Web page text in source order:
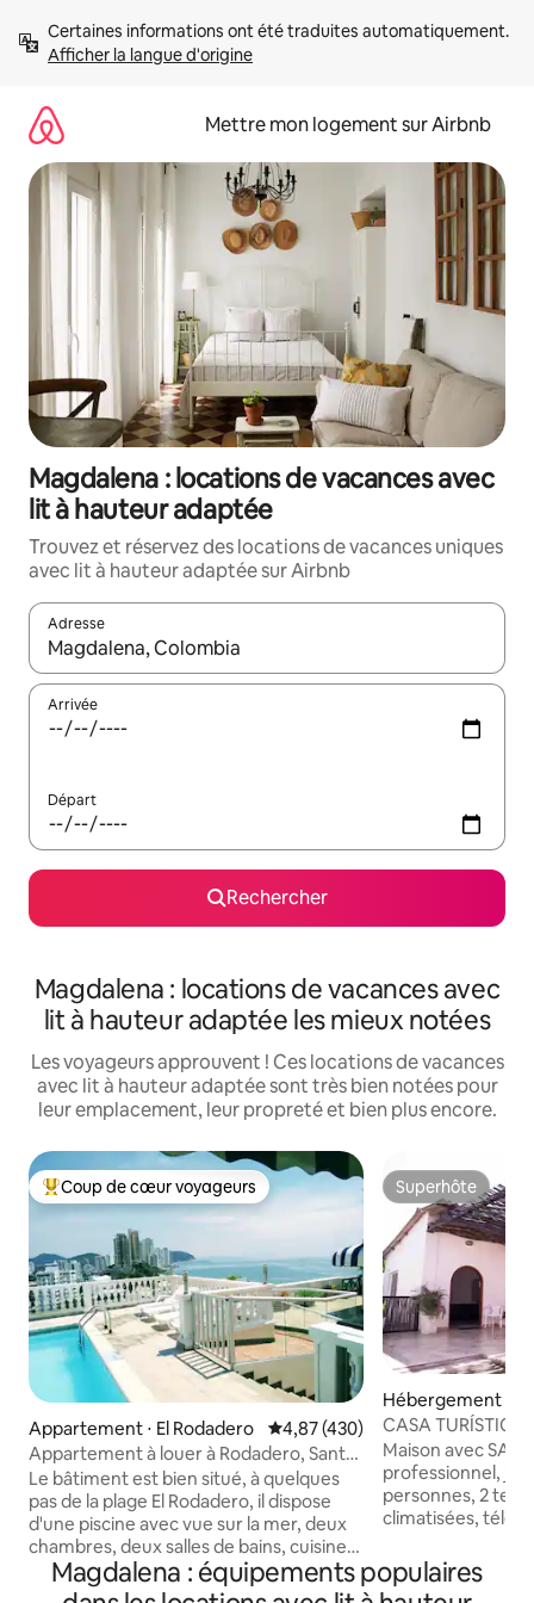
directement
Afficher la langue d'origine
Mettre mon logement sur Airbnb
Magdalena : locations de vacances avec
lit à hauteur adaptée
Trouvez et réservez des locations de vacances uniques
avec lit à hauteur adaptée sur Airbnb
Adresse
Lorsque les résultats s'affichent, utilisez les flèches vers le
Arrivée
Départ
Rechercher
Magdalena : locations de vacances avec
lit à hauteur adaptée les mieux notées
Les voyageurs approuvent ! Ces locations de vacances
avec lit à hauteur adaptée sont très bien notées pour
leur emplacement, leur propreté et bien plus encore.
Coups de cœur voyageurs les plus appréciés
Coup de cœur voyageurs
Appartement ⋅ El Rodadero Évaluation moyenne sur la
4,87 (430)
Appartement à louer à Rodadero, Santa
Marta.
Le bâtiment est bien situé, à quelques
pas de la plage El Rodadero, il dispose
d'une piscine avec vue sur la mer, deux
chambres, deux salles de bains, cuisine
et ustensiles, salon, parking, balcon avec
vue sur la mer. Bonne administration et
Superhôte
Superhôte
Hébergement ⋅
(Distrito Turístico
Histórico)
CASA TURÍSTICA
Maison avec
professionnel,
personnes, 2
climatisées,
linge entièrement
réfrigérateur et
Magdalena : équipements populaires